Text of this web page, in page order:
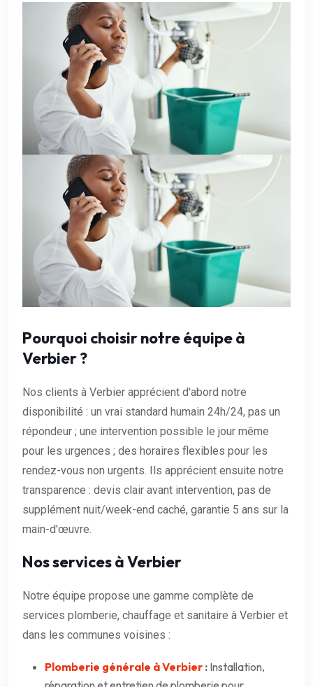
Pourquoi choisir notre équipe à
Verbier ?
Nos clients à Verbier apprécient d'abord notre
disponibilité : un vrai standard humain 24h/24, pas un
répondeur ; une intervention possible le jour même
pour les urgences ; des horaires flexibles pour les
rendez-vous non urgents. Ils apprécient ensuite notre
transparence : devis clair avant intervention, pas de
supplément nuit/week-end caché, garantie 5 ans sur la
main-d'œuvre.
Nos services à Verbier
Notre équipe propose une gamme complète de
services plomberie, chauffage et sanitaire à Verbier et
dans les communes voisines :
Plomberie générale à Verbier : Installation,